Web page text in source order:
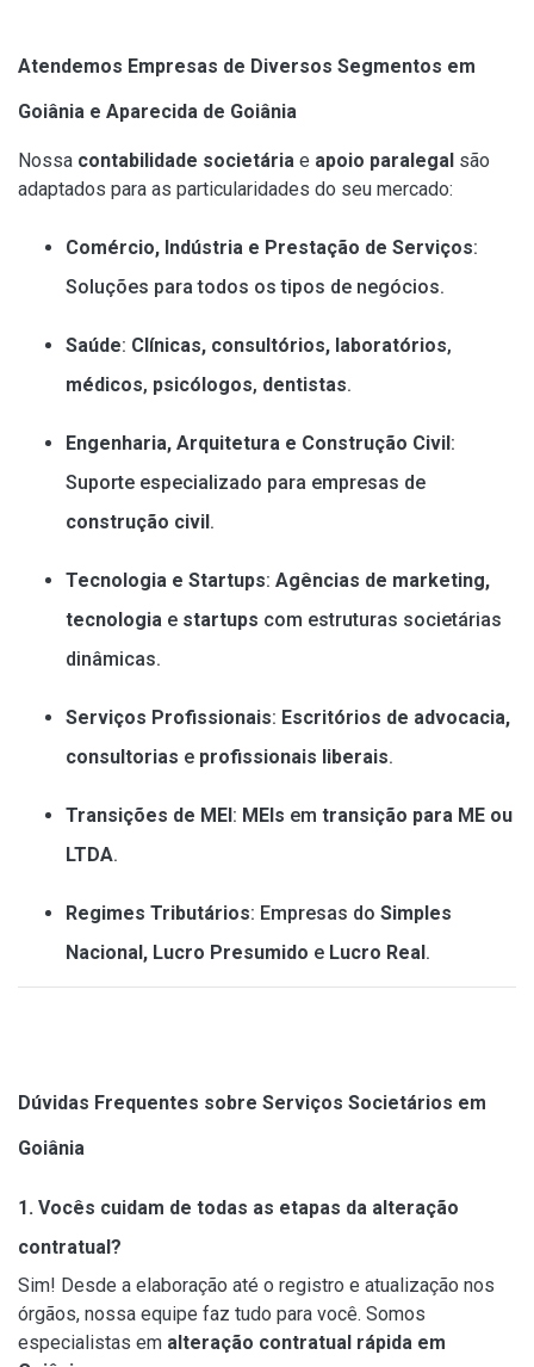
Atendemos Empresas de Diversos Segmentos em
Goiânia e Aparecida de Goiânia
Nossa contabilidade societária e apoio paralegal são
adaptados para as particularidades do seu mercado:
Comércio, Indústria e Prestação de Serviços:
Soluções para todos os tipos de negócios.
Saúde: Clínicas, consultórios, laboratórios,
médicos, psicólogos, dentistas.
Engenharia, Arquitetura e Construção Civil:
Suporte especializado para empresas de
construção civil.
Tecnologia e Startups: Agências de marketing,
tecnologia e startups com estruturas societárias
dinâmicas.
Serviços Profissionais: Escritórios de advocacia,
consultorias e profissionais liberais.
Transições de MEI: MEIs em transição para ME ou
LTDA.
Regimes Tributários: Empresas do Simples
Nacional, Lucro Presumido e Lucro Real.
Dúvidas Frequentes sobre Serviços Societários em
Goiânia
1. Vocês cuidam de todas as etapas da alteração
contratual?
Sim! Desde a elaboração até o registro e atualização nos
órgãos, nossa equipe faz tudo para você. Somos
especialistas em alteração contratual rápida em